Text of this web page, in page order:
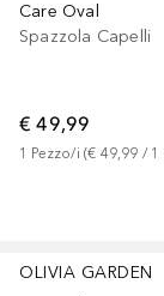
Care Oval
Spazzola Capelli
€ 49,99
1 Pezzo/i (€ 49,99 / 1
OLIVIA GARDEN